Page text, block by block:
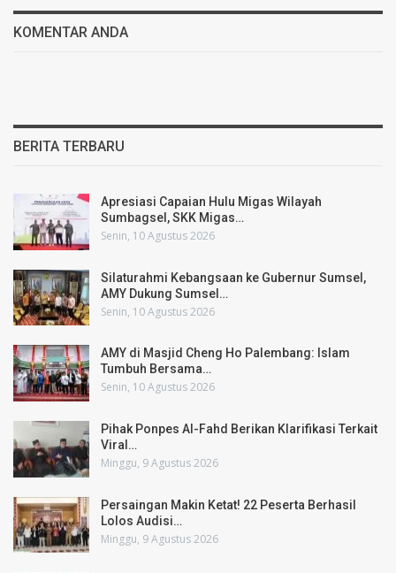
KOMENTAR ANDA
BERITA TERBARU
Apresiasi Capaian Hulu Migas Wilayah
Sumbagsel, SKK Migas…
Senin, 10 Agustus 2026
Silaturahmi Kebangsaan ke Gubernur Sumsel,
AMY Dukung Sumsel…
Senin, 10 Agustus 2026
AMY di Masjid Cheng Ho Palembang: Islam
Tumbuh Bersama…
Senin, 10 Agustus 2026
Pihak Ponpes Al-Fahd Berikan Klarifikasi Terkait
Viral…
Minggu, 9 Agustus 2026
Persaingan Makin Ketat! 22 Peserta Berhasil
Lolos Audisi…
Minggu, 9 Agustus 2026